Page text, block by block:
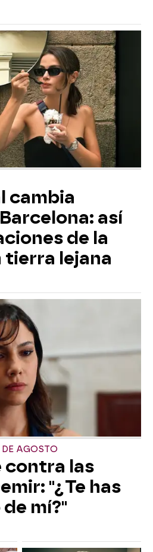
cambia
así
de la
tierra lejana
AGOSTO
contra las
"¿Te has
mí?"